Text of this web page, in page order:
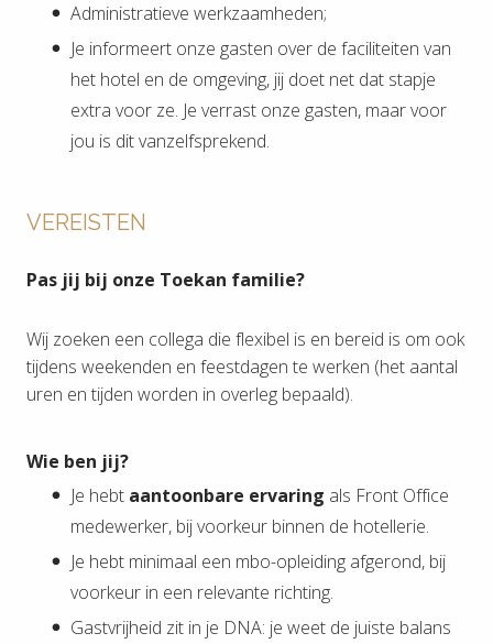
Administratieve werkzaamheden;
Je informeert onze gasten over de faciliteiten van
het hotel en de omgeving, jij doet net dat stapje
extra voor ze. Je verrast onze gasten, maar voor
jou is dit vanzelfsprekend.
VEREISTEN
Pas jij bij onze Toekan familie?
Wij zoeken een collega die flexibel is en bereid is om ook
tijdens weekenden en feestdagen te werken (het aantal
uren en tijden worden in overleg bepaald).
Wie ben jij?
Je hebt aantoonbare ervaring als Front Office
medewerker, bij voorkeur binnen de hotellerie.
Je hebt minimaal een mbo-opleiding afgerond, bij
voorkeur in een relevante richting.
Gastvrijheid zit in je DNA: je weet de juiste balans